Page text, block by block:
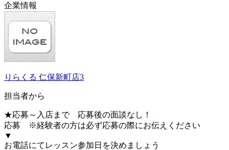
企業情報
りらくる 仁保新町店3
担当者から
★応募～入店まで 応募後の面談なし！
応募 ※経験者の方は必ず応募の際にお伝えください
▼
お電話にてレッスン参加日を決めましょう